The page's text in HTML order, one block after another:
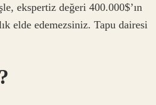
ekspertiz değeri 400.000$’ın
elde edemezsiniz. Tapu dairesi